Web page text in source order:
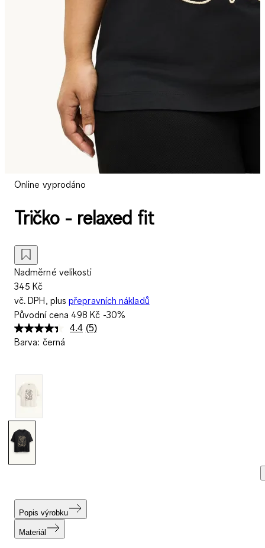
Online vyprodáno
Tričko - relaxed fit
Nadměrné velikosti
345 Kč
vč. DPH, plus přepravních nákladů
Původní cena 498 Kč -30%
4.4 Přečtěte
(5)
Barva: černá
Popis výrobku
Materiál